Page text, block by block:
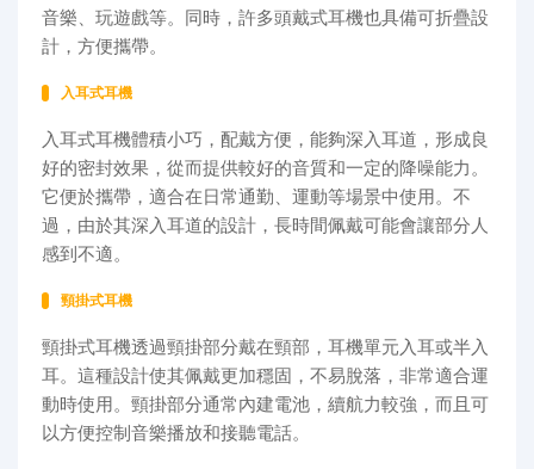
音樂、玩遊戲等。同時，許多頭戴式耳機也具備可折疊設
計，方便攜帶。
入耳式耳機
入耳式耳機體積小巧，配戴方便，能夠深入耳道，形成良
好的密封效果，從而提供較好的音質和一定的降噪能力。
它便於攜帶，適合在日常通勤、運動等場景中使用。不
過，由於其深入耳道的設計，長時間佩戴可能會讓部分人
感到不適。
頸掛式耳機
頸掛式耳機透過頸掛部分戴在頸部，耳機單元入耳或半入
耳。這種設計使其佩戴更加穩固，不易脫落，非常適合運
動時使用。頸掛部分通常內建電池，續航力較強，而且可
以方便控制音樂播放和接聽電話。